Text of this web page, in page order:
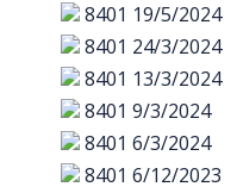
8401 19/5/2024
8401 24/3/2024
8401 13/3/2024
8401 9/3/2024
8401 6/3/2024
8401 6/12/2023